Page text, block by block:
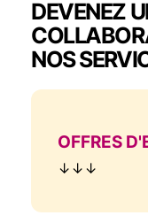
DEVENEZ
NOS
TITRE
OFFRES
Texte
↓↓↓